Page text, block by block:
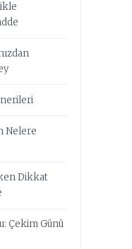
Nelere
Dikkat
Çekim Günü